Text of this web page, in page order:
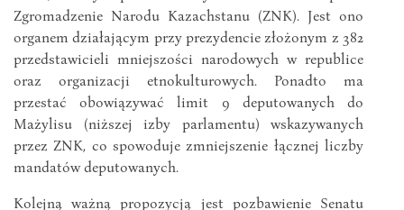
Zgromadzenie Narodu Kazachstanu (ZNK). Jest ono
organem działającym przy prezydencie złożonym z 382
przedstawicieli mniejszości narodowych w republice
oraz organizacji etnokulturowych. Ponadto ma
przestać obowiązywać limit 9 deputowanych do
Mażylisu (niższej izby parlamentu) wskazywanych
przez ZNK, co spowoduje zmniejszenie łącznej liczby
mandatów deputowanych.
Kolejną ważną propozycją jest pozbawienie Senatu